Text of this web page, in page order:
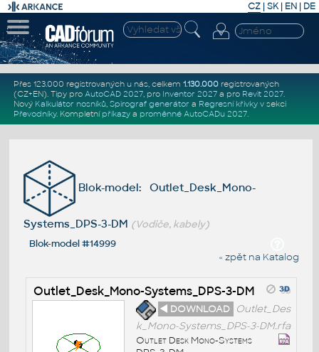
CZ | SK| EN | DE
Přes 123.000 registrovaných u nás, celkem 1.130.000registrovaných
(CZ+EN). Tipy pro AutoCAD 2027, pro Inventor 2027a pro Revit 2027.
Nový Kalkulátor nosníků, Spirograf generátor a Regresní křivkyv sekci
Převodníky. Kompletní příkazya proměnné AutoCADu 2027.
Blok-model: Outlet_Desk_Mono-
Systems_DPS-3-DM (Vodiče, kabely)
Blok-model #14999
« zpět na Katalog
Outlet_Desk_Mono-Systems_DPS-3-DM
◄ DOWNLOAD Outlet_Des
k_Mono-Systems_DPS-3-DM.rfa
Outlet Desk Mono-Systems